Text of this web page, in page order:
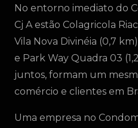
No entorno imediato do
Cj A estão Colagricola
Vila Nova Divinéia (0,7
e Park Way Quadra 03
juntos, formam um
comércio e clientes em
Uma empresa no